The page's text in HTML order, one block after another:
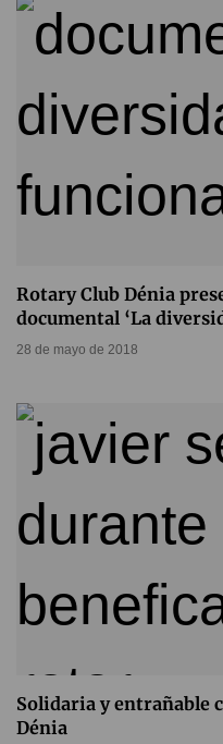
Rotary Club Dénia
documental ‘La
28 de mayo de 2018
Solidaria y entrañable
Dénia